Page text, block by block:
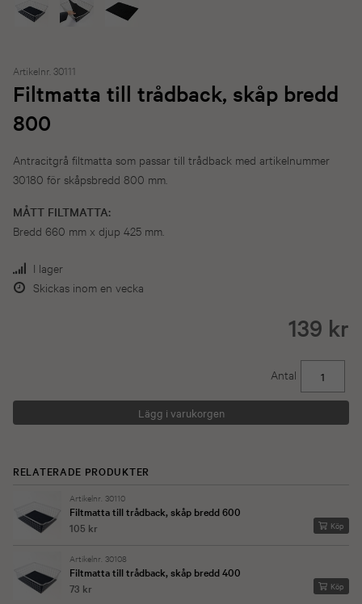
Artikelnr. 30111
Filtmatta till trådback, skåp bredd
800
Antracitgrå filtmatta som passar till trådback med artikelnummer
30180 för skåpsbredd 800 mm.
MÅTT FILTMATTA:
Bredd 660 mm x djup 425 mm.
I lager
Skickas inom en vecka
139 kr
Antal
RELATERADE PRODUKTER
Artikelnr. 30110
Filtmatta till trådback, skåp bredd 600
105 kr
Köp
Artikelnr. 30108
Filtmatta till trådback, skåp bredd 400
73 kr
Köp